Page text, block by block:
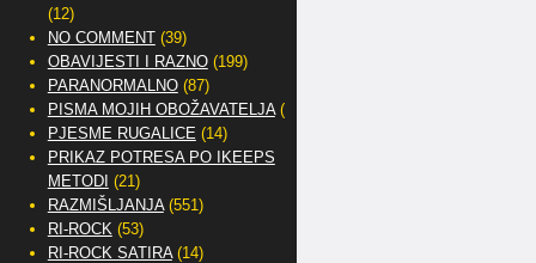
(12)
NO COMMENT(39)
OBAVIJESTI I RAZNO(199)
PARANORMALNO(87)
PISMA MOJIH OBOŽAVATELJA(2)
PJESME RUGALICE (14)
PRIKAZ POTRESA PO IKEEPS
METODI (21)
RAZMIŠLJANJA(551)
RI-ROCK(53)
RI-ROCK SATIRA(14)